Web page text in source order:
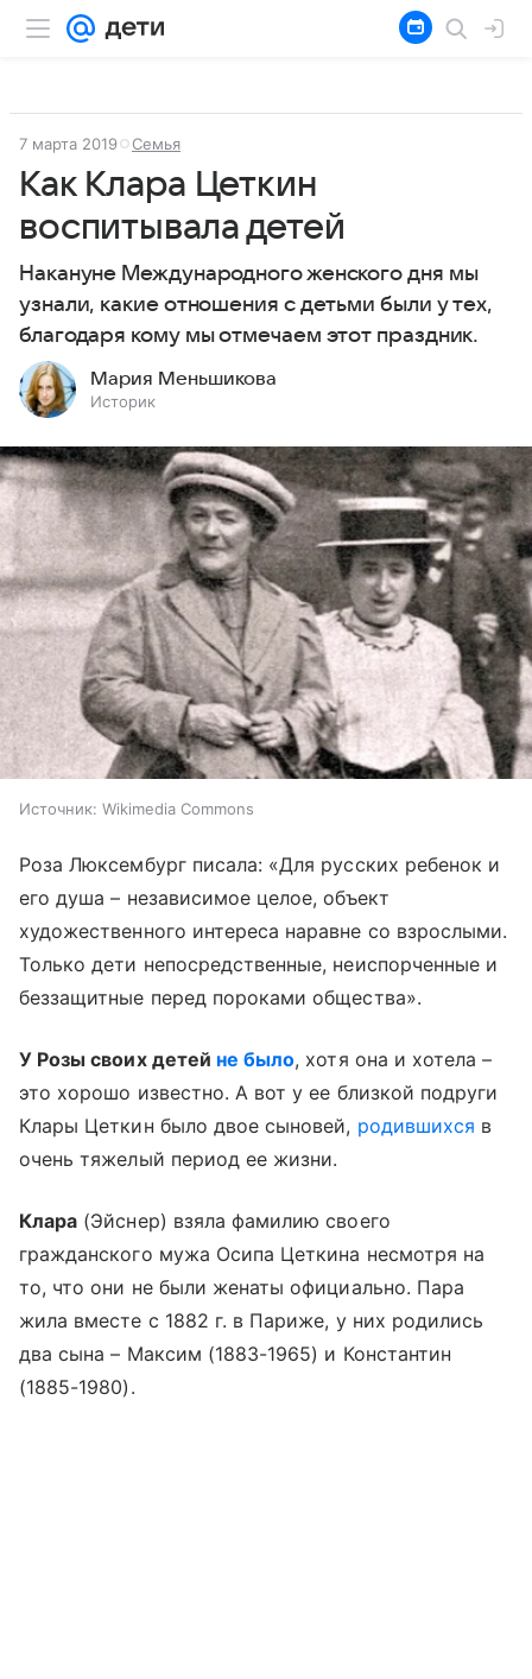
7 марта 2019 Семья
Как Клара Цеткин
воспитывала детей
Накануне Международного женского дня мы
узнали, какие отношения с детьми были у тех,
благодаря кому мы отмечаем этот праздник.
Мария Меньшикова
Историк
Источник: Wikimedia Commons
Роза Люксембург писала: «Для русских ребенок и
его душа – независимое целое, объект
художественного интереса наравне со взрослыми.
Только дети непосредственные, неиспорченные и
беззащитные перед пороками общества».
У Розы своих детей не было, хотя она и хотела –
это хорошо известно. А вот у ее близкой подруги
Клары Цеткин было двое сыновей, родившихся в
очень тяжелый период ее жизни.
Клара (Эйснер) взяла фамилию своего
гражданского мужа Осипа Цеткина несмотря на
то, что они не были женаты официально. Пара
жила вместе с 1882 г. в Париже, у них родились
два сына – Максим (1883-1965) и Константин
(1885-1980).